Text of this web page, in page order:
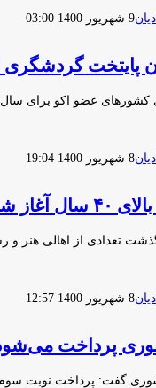
9 شهریور 1400 03:00
پایتخت گردشگری
۲۰۲۲ و ۲۰۲۳ انتخاب شدند. به گزارش
8 شهریور 1400 19:04
شد
تعدادی از اهالی هنر و
8 شهریور 1400 12:57
پرداخت
گفت: پرداخت نوبت